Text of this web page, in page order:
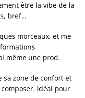
être la vibe de la
bref…
morceaux, et me
même une prod.
zone de confort et
Idéal pour